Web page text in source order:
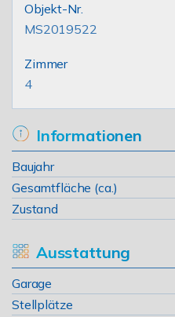
Objekt-Nr.
MS2019522
Zimmer
4
Informationen
Baujahr
Gesamtfläche (ca.)
Zustand
Ausstattung
Garage
Stellplätze